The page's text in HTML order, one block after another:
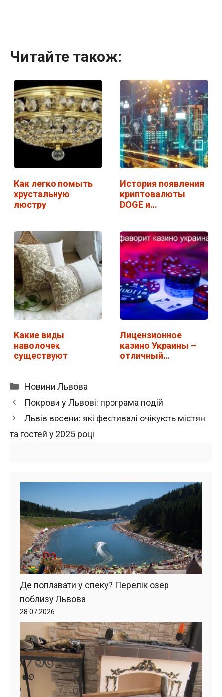
Читайте також:
Как легко помыть
хрустальную
люстру
История появления
криптовалюты
DOGE и
Какие виды
наволочек
существуют
Лицензионное
казино Украины –
отличный
Категорії
Новини Львова
Покрови у Львові: програма подій
Львів восени: які фестивалі очікують містян
та гостей у 2025 році
Де поплавати у спеку? Перелік озер
поблизу Львова
28.07.2026